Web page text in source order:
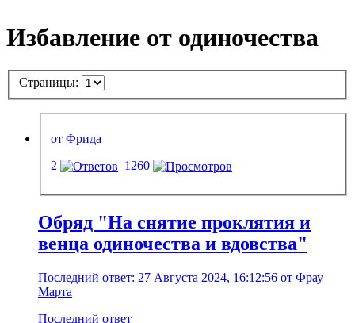
Избавление от одиночества
Страницы:
от Фрида
2
1260
Обряд "На снятие проклятия и
венца одиночества и вдовства"
Последний ответ: 27 Августа 2024, 16:12:56 от Фрау
Марта
Последний ответ